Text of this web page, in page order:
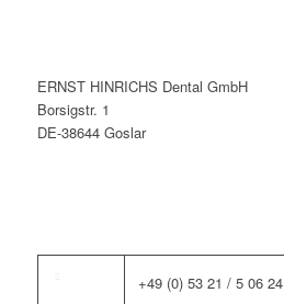
ERNST HINRICHS Dental GmbH
Borsigstr. 1
DE-38644 Goslar
+49 (0) 53 21 / 5 06 24